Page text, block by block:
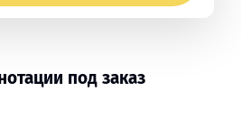
под заказ